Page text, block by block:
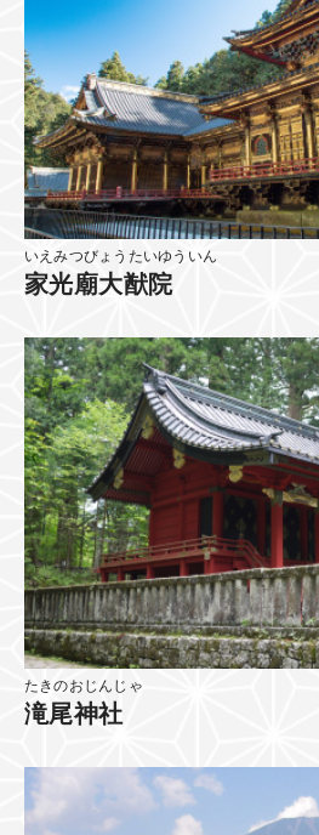
いえみつびょうたいゆういん
家光廟大猷院
たきのおじんじゃ
滝尾神社